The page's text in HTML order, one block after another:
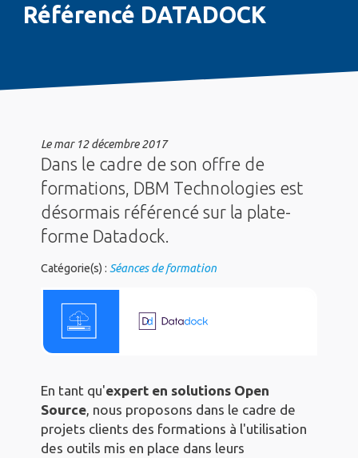
Référencé DATADOCK
Lemar 12 décembre 2017
Dans le cadre de son offre de
formations, DBM Technologies est
désormais référencé sur la plate-
forme Datadock.
Catégorie(s) : Séances de formation
En tant qu'expert en solutions Open
Source , nous proposons dans le cadre de
projets clients des formations à l'utilisation
des outils mis en place dans leurs